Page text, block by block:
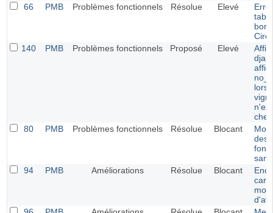
66
PMB Problèmes fonctionnels Résolue Elevé
140
PMB Problèmes fonctionnels Proposé Elevé
80
PMB Problèmes fonctionnels Résolue Blocant
des
94
PMB Améliorations Résolue Blocant